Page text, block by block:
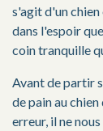
s'agit d'un
dans l'espoir
coin tranquille
Avant de partir
de pain au
erreur, il ne